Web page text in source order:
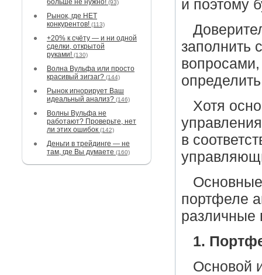
больше не нужно! (93)
Рынок, где НЕТ
конкурентов! (113)
+20% к счёту — и ни одной
сделки, открытой
руками! (130)
Волна Вульфа или просто
красивый зигзаг? (144)
Рынок игнорирует Ваш
идеальный анализ? (146)
Волны Вульфа не
работают? Проверьте, нет
ли этих ошибок (142)
Деньги в трейдинге — не
там, где Вы думаете (160)
и поэтому
заполнить
Хотя
в
Основные
портфеле
различные
1.
Основой